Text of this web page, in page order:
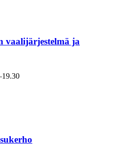
vaalijärjestelmä ja